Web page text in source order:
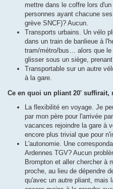
mettre dans le coffre lors
personnes ayant chacune
grève SNCF)? Aucun.
Transports urbains. Un vélo
dans un train de banlieue à
tram/métro/bus… alors que
glisser sous un siège,
Transportable sur un autre
à la gare.
Ce en quoi un pliant 20'
La flexibilité en voyage. Je
par mon père pour l'arrivée
vacances rejoindre la gare à
encore plus trivial que pour
L'autonomie. Une
Ardennes TGV? Aucun
Brompton et aller chercher à
proche, au lieu de dépendre
qu'avec un autre pliant, mais